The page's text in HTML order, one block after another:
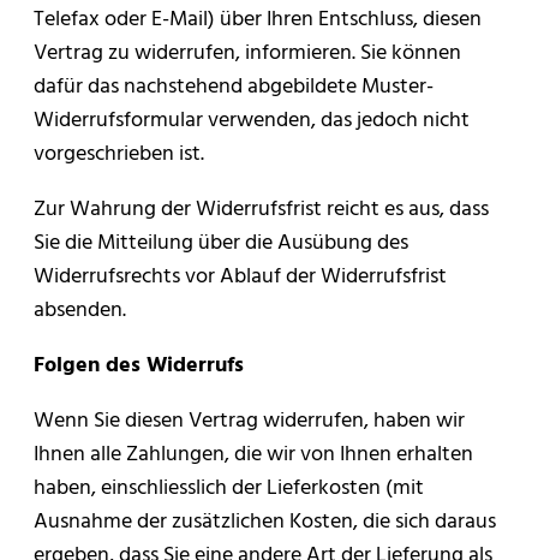
Telefax oder E-Mail) über Ihren Entschluss, diesen
Vertrag zu widerrufen, informieren. Sie können
dafür das nachstehend abgebildete Muster-
Widerrufsformular verwenden, das jedoch nicht
vorgeschrieben ist.
Zur Wahrung der Widerrufsfrist reicht es aus, dass
Sie die Mitteilung über die Ausübung des
Widerrufsrechts vor Ablauf der Widerrufsfrist
absenden.
Folgen des Widerrufs
Wenn Sie diesen Vertrag widerrufen, haben wir
Ihnen alle Zahlungen, die wir von Ihnen erhalten
haben, einschliesslich der Lieferkosten (mit
Ausnahme der zusätzlichen Kosten, die sich daraus
ergeben, dass Sie eine andere Art der Lieferung als